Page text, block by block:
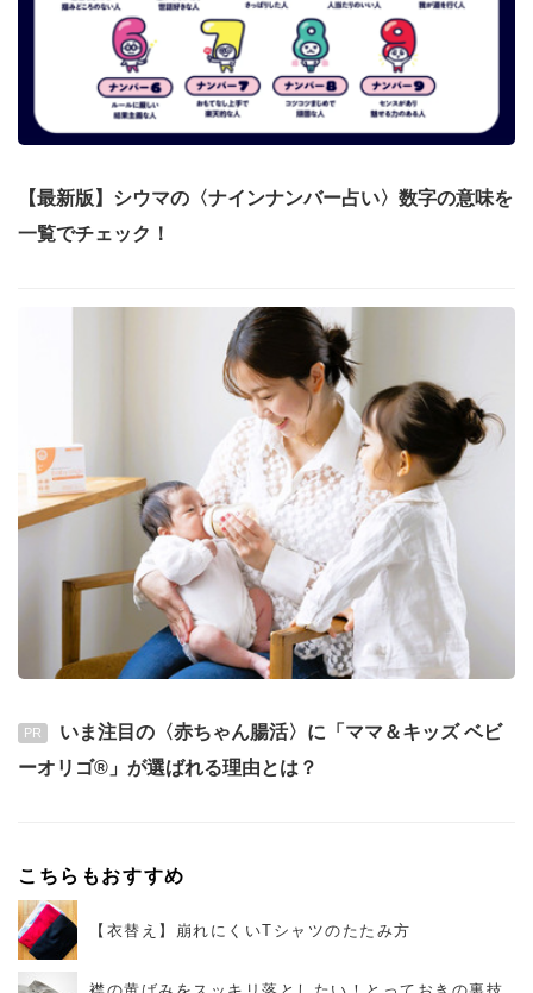
【最新版】シウマの〈ナインナンバー占い〉数字の意味を
一覧でチェック！
PR
いま注目の〈赤ちゃん腸活〉に「ママ＆キッズ ベビ
ーオリゴ®」が選ばれる理由とは？
こちらもおすすめ
【衣替え】崩れにくいTシャツのたたみ方